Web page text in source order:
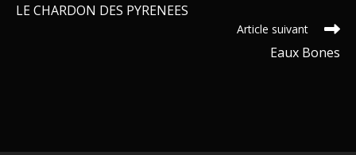
LE CHARDON DES PYRENEES
Article suivant
Eaux Bones